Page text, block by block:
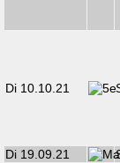
Di 10.10.21
Di 19.09.21